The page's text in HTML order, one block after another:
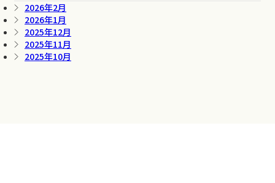
2026年2月
2026年1月
2025年12月
2025年11月
2025年10月